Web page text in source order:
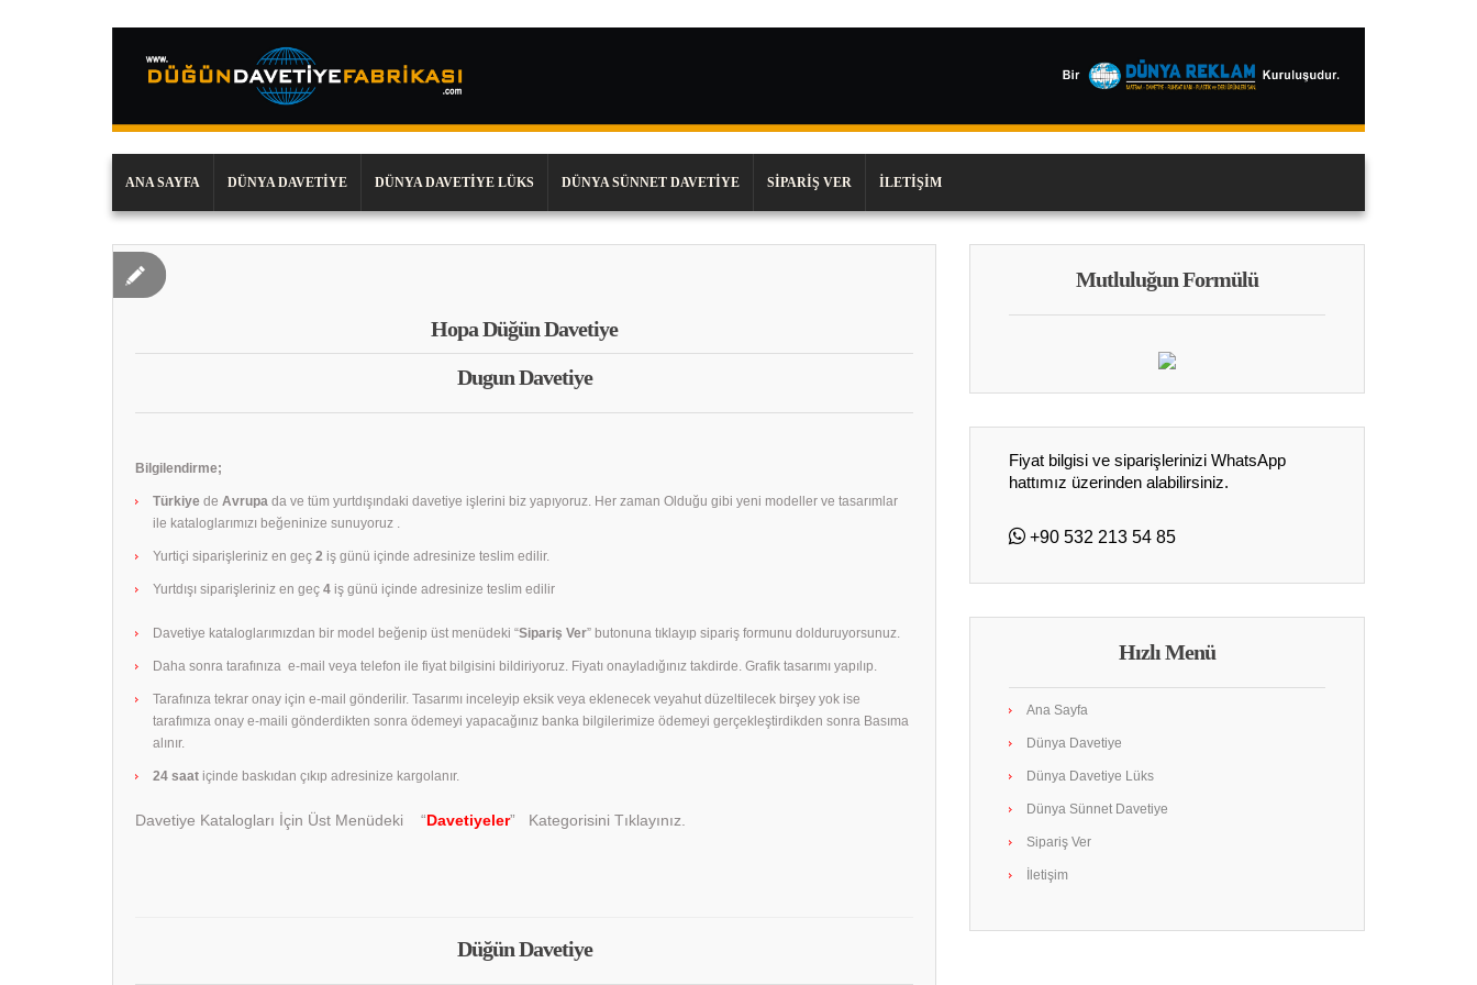
ANA SAYFA DÜNYA DAVETIYE DÜNYA DAVETIYE LÜKS DÜNYA SÜNNET DAVETIYE SIPARIŞ VER İLETIŞIM
Hopa Düğün Davetiye
Dugun Davetiye
Bilgilendirme;
Türkiye de Avrupa da ve tüm yurtdışındaki davetiye işlerini biz yapıyoruz. Her zaman Olduğu gibi yeni modeller ve tasarımlar
ile kataloglarımızı beğeninize sunuyoruz .
Yurtiçi siparişleriniz en geç 2 iş günü içinde adresinize teslim edilir.
Yurtdışı siparişleriniz en geç 4 iş günü içinde adresinize teslim edilir
Davetiye kataloglarımızdan bir model beğenip üst menüdeki “Sipariş Ver” butonuna tıklayıp sipariş formunu dolduruyorsunuz.
Daha sonra tarafınıza e-mail veya telefon ile fiyat bilgisini bildiriyoruz. Fiyatı onayladığınız takdirde. Grafik tasarımı yapılıp.
Tarafınıza tekrar onay için e-mail gönderilir. Tasarımı inceleyip eksik veya eklenecek veyahut düzeltilecek birşey yok ise
tarafımıza onay e-maili gönderdikten sonra ödemeyi yapacağınız banka bilgilerimize ödemeyi gerçekleştirdikden sonra Basıma
alınır.
24 saat içinde baskıdan çıkıp adresinize kargolanır.
Davetiye Katalogları İçin Üst Menüdeki “Davetiyeler” Kategorisini Tıklayınız.
Düğün Davetiye
Mutluluğun Formülü
Fiyat bilgisi ve siparişlerinizi WhatsApp
hattımız üzerinden alabilirsiniz.
+90 532 213 54 85
Hızlı Menü
Ana Sayfa
Dünya Davetiye
Dünya Davetiye Lüks
Dünya Sünnet Davetiye
Sipariş Ver
İletişim